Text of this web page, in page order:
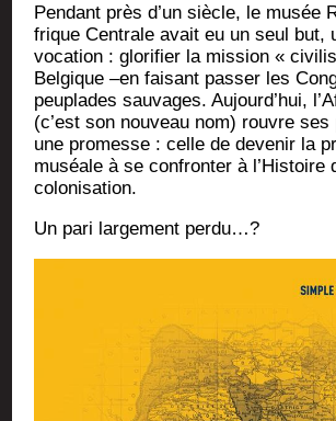
Pen­dant près d’un siècle, le musée
frique Cen­trale avait eu un seul but,
voca­tion : glo­ri­fier la mis­sion «
Bel­gique –en fai­sant pas­ser les
peu­plades sau­vages. Aujourd’­hui,
(c’est son nou­veau nom) rouvre
une pro­messe : celle de deve­nir la
muséale à se confron­ter à l’His­toire
colonisation.
Un pari lar­ge­ment perdu…?